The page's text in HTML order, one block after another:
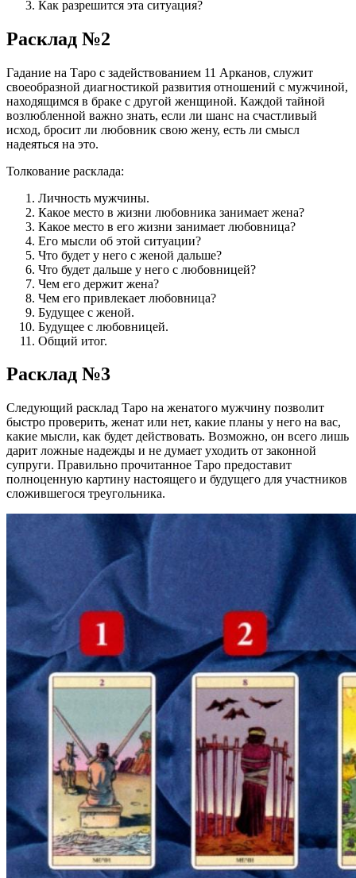
Как разрешится эта ситуация?
Расклад №2
Гадание на Таро с задействованием 11 Арканов, служит
своеобразной диагностикой развития отношений с мужчиной,
находящимся в браке с другой женщиной. Каждой тайной
возлюбленной важно знать, если ли шанс на счастливый
исход, бросит ли любовник свою жену, есть ли смысл
надеяться на это.
Толкование расклада:
Личность мужчины.
Какое место в жизни любовника занимает жена?
Какое место в его жизни занимает любовница?
Его мысли об этой ситуации?
Что будет у него с женой дальше?
Что будет дальше у него с любовницей?
Чем его держит жена?
Чем его привлекает любовница?
Будущее с женой.
Будущее с любовницей.
Общий итог.
Расклад №3
Следующий расклад Таро на женатого мужчину позволит
быстро проверить, женат или нет, какие планы у него на вас,
какие мысли, как будет действовать. Возможно, он всего лишь
дарит ложные надежды и не думает уходить от законной
супруги. Правильно прочитанное Таро предоставит
полноценную картину настоящего и будущего для участников
сложившегося треугольника.